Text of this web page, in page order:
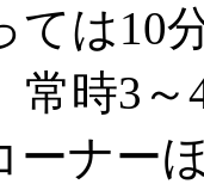
ては10
常時3
ーナー